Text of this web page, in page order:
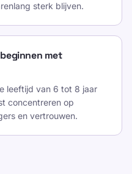
sterk blijven.
met
leeftijd van 6 tot 8 jaar
concentreren op
en vertrouwen.